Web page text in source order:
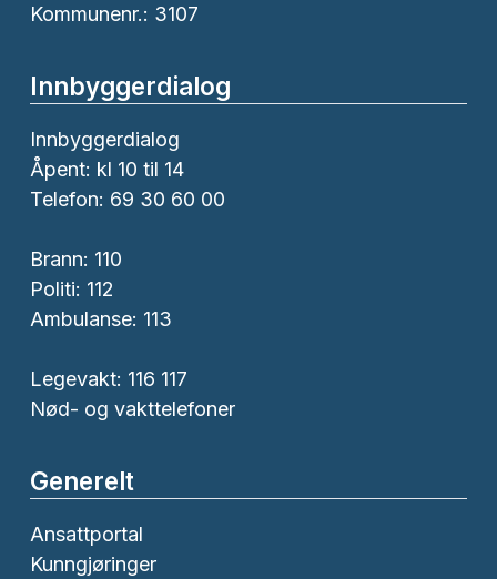
Kommunenr.: 3107
Innbyggerdialog
Innbyggerdialog
Åpent: kl 10 til 14
Telefon: 69 30 60 00
Brann: 110
Politi: 112
Ambulanse: 113
Legevakt: 116 117
Nød- og vakttelefoner
Generelt
Ansattportal
Kunngjøringer